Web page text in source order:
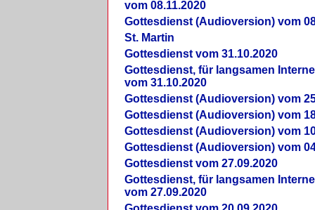
vom 08.11.2020
Gottesdienst (Audioversion) vom
St. Martin
Gottesdienst vom 31.10.2020
Gottesdienst, für langsamen
vom 31.10.2020
Gottesdienst (Audioversion) vom
Gottesdienst (Audioversion) vom
Gottesdienst (Audioversion) vom
Gottesdienst (Audioversion) vom
Gottesdienst vom 27.09.2020
Gottesdienst, für langsamen
vom 27.09.2020